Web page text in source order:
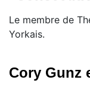
Le membre de
Yorkais.
Cory Gunz